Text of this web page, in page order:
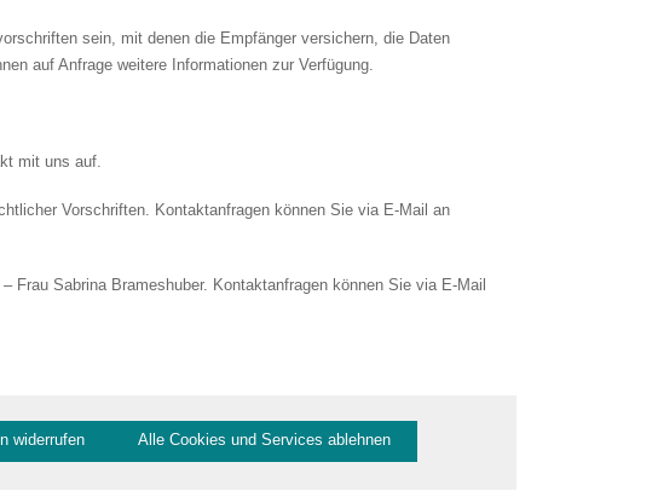
sein, mit denen die Empfänger versichern, die Daten
auf Anfrage weitere Informationen zur Verfügung.
mit uns auf.
Vorschriften. Kontaktanfragen können Sie via E-Mail an
Sabrina Brameshuber. Kontaktanfragen können Sie via E-Mail
widerrufen Alle Cookies und Services ablehnen